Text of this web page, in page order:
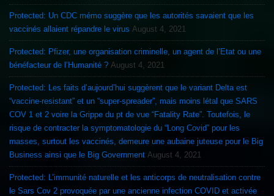
Protected: Un CDC mémo suggère que les autorités savaient que les
vaccinés allaient répandre le virus August 4, 2021
Protected: Pfizer, une organisation criminelle, un agent de l’Etat ou une
bénéfacteur de l’Humanité ? August 4, 2021
Protected: Les faits d’aujourd’hui suggèrent que le variant Delta est
“vaccine-resistant” et un “super-spreader”, mais moins létal que SARS
COV 1 et 2 voire la Grippe du pt de vue “Fatality Rate”. Toutefois, le
risque de contracter la symptomatologie du “Long Covid” pour les
masses, surtout les vaccinés, demeure une aubaine juteuse pour le Big
Business ainsi que le Big Government August 4, 2021
Protected: L’immunité naturelle et les anticorps de neutralisation contre
le Sars Cov 2 provoquée par une ancienne infection COVID et activée